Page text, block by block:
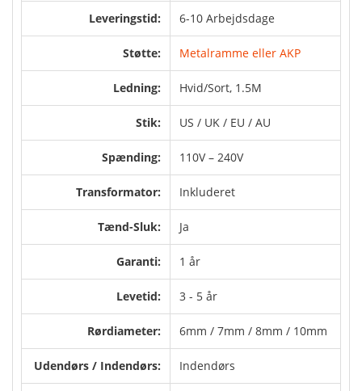
Leveringstid: 6-10 Arbejdsdage
Støtte: Metalramme eller AKP
Ledning: Hvid/Sort, 1.5M
Stik: US / UK / EU / AU
Spænding: 110V – 240V
Transformator: Inkluderet
Tænd-Sluk: Ja
Garanti: 1 år
Levetid: 3 - 5 år
Rørdiameter: 6mm / 7mm / 8mm / 10mm
Udendørs / Indendørs: Indendørs